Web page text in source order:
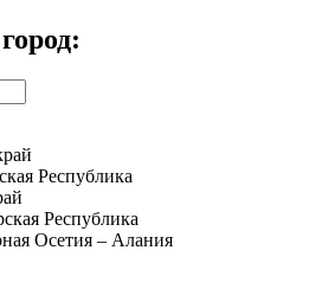
Республика
Республика
Осетия – Алания